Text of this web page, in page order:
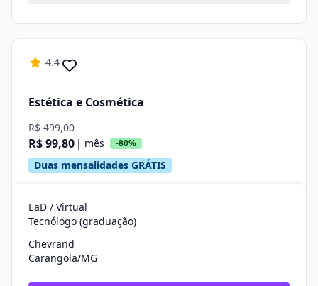
4.4
Estética e Cosmética
R$ 499,00
R$ 99,80 | mês -80%
Duas mensalidades GRÁTIS
EaD / Virtual
Tecnólogo (graduação)
Chevrand
Carangola/MG